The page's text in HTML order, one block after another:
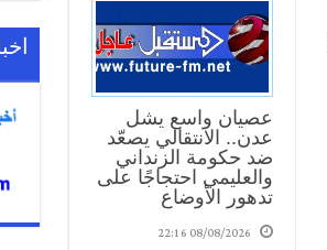
عصيان واسع يشل
عدن.. الانتقالي يصعّد
ضد حكومة الزنداني
والعليمي احتجاجًا على
تدهور الأوضاع
08/08/2026 22:16